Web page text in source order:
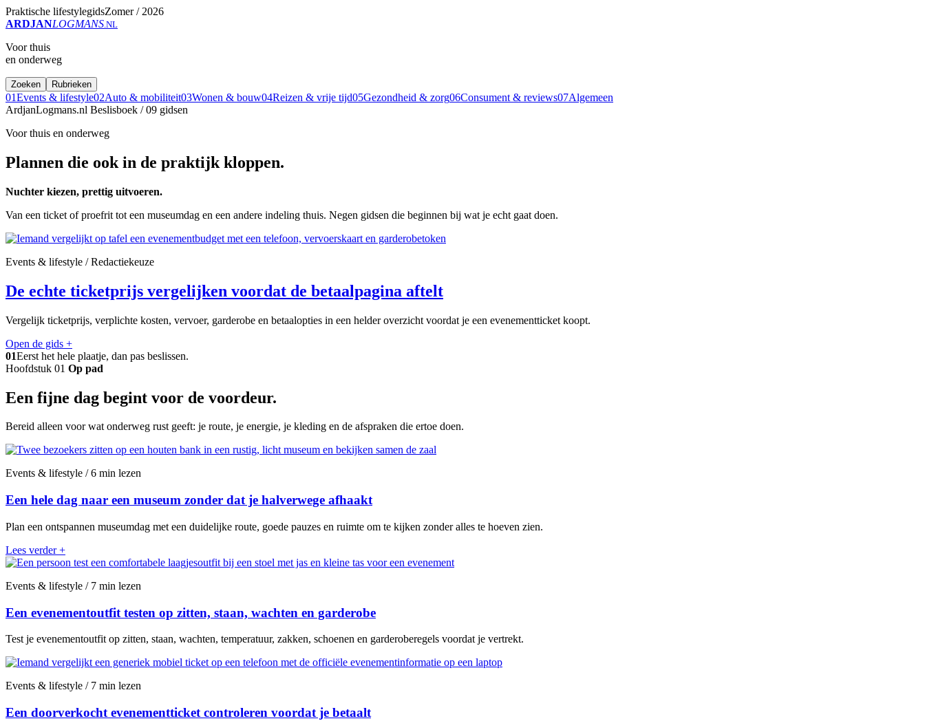
Praktische lifestylegidsZomer / 2026
ARDJANLOGMANS.NL
Voor thuis
en onderweg
Zoeken Rubrieken
01Events & lifestyle02Auto & mobiliteit03Wonen & bouw04Reizen & vrije tijd05Gezondheid & zorg06Consument & reviews07Algemeen
ArdjanLogmans.nl Beslisboek / 09 gidsen
Voor thuis en onderweg
Plannen die ook in de praktijk kloppen.
Nuchter kiezen, prettig uitvoeren.
Van een ticket of proefrit tot een museumdag en een andere indeling thuis. Negen gidsen die beginnen bij wat je echt gaat doen.
Events & lifestyle / Redactiekeuze
De echte ticketprijs vergelijken voordat de betaalpagina aftelt
Vergelijk ticketprijs, verplichte kosten, vervoer, garderobe en betaalopties in een helder overzicht voordat je een evenementticket koopt.
Open de gids +
01Eerst het hele plaatje, dan pas beslissen.
Hoofdstuk 01 Op pad
Een fijne dag begint voor de voordeur.
Bereid alleen voor wat onderweg rust geeft: je route, je energie, je kleding en de afspraken die ertoe doen.
Events & lifestyle / 6 min lezen
Een hele dag naar een museum zonder dat je halverwege afhaakt
Plan een ontspannen museumdag met een duidelijke route, goede pauzes en ruimte om te kijken zonder alles te hoeven zien.
Lees verder+
Events & lifestyle / 7 min lezen
Een evenementoutfit testen op zitten, staan, wachten en garderobe
Test je evenementoutfit op zitten, staan, wachten, temperatuur, zakken, schoenen en garderoberegels voordat je vertrekt.
Events & lifestyle / 7 min lezen
Een doorverkocht evenementticket controleren voordat je betaalt